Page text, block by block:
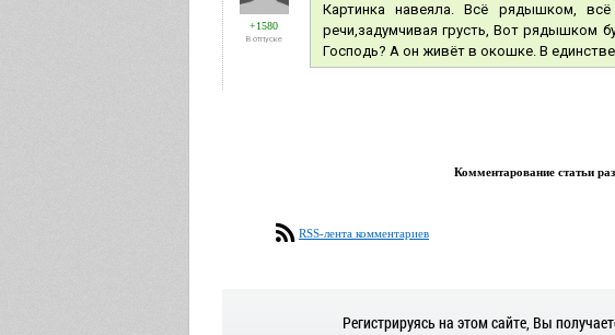
+1580
В отпуске
Картинка навеяла. Всё рядышком,
речи,задумчивая грусть, Вот рядышком
Господь? А он живёт в окошке. В
Комментарование статьи
RSS-лента комментариев
Регистрируясь на этом сайте, Вы